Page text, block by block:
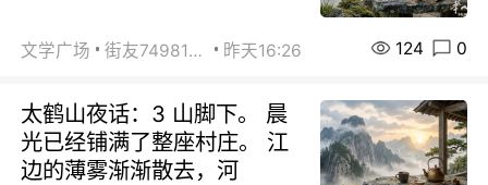
文学广场 街友74981146 昨天16:26 124 0
太鹤山夜话：3 山脚下。 晨
光已经铺满了整座村庄。 江
边的薄雾渐渐散去，河